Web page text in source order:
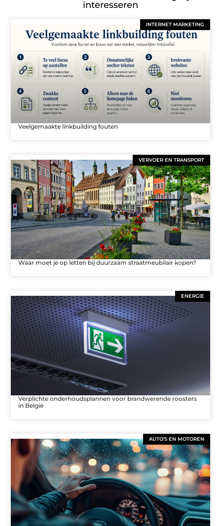
interesseren
INTERNET MARKETING
Veelgemaakte linkbuilding fouten
VERVOER EN TRANSPORT
Waar moet je op letten bij duurzaam straatmeubilair kopen?
ENERGIE
Verplichte onderhoudsplannen voor brandwerende roosters
in België
AUTO’S EN MOTOREN